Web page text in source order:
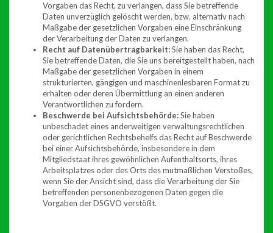
Vorgaben das Recht, zu verlangen, dass Sie betreffende
Daten unverzüglich gelöscht werden, bzw. alternativ nach
Maßgabe der gesetzlichen Vorgaben eine Einschränkung
der Verarbeitung der Daten zu verlangen.
Recht auf Datenübertragbarkeit:Sie haben das Recht,
Sie betreffende Daten, die Sie uns bereitgestellt haben, nach
Maßgabe der gesetzlichen Vorgaben in einem
strukturierten, gängigen und maschinenlesbaren Format zu
erhalten oder deren Übermittlung an einen anderen
Verantwortlichen zu fordern.
Beschwerde bei Aufsichtsbehörde:Sie haben
unbeschadet eines anderweitigen verwaltungsrechtlichen
oder gerichtlichen Rechtsbehelfs das Recht auf Beschwerde
bei einer Aufsichtsbehörde, insbesondere in dem
Mitgliedstaat ihres gewöhnlichen Aufenthaltsorts, ihres
Arbeitsplatzes oder des Orts des mutmaßlichen Verstoßes,
wenn Sie der Ansicht sind, dass die Verarbeitung der Sie
betreffenden personenbezogenen Daten gegen die
Vorgaben der DSGVO verstößt.